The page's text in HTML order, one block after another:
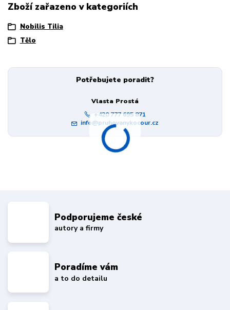
Zboží zařazeno v kategoriích
Nobilis Tilia
Tělo
Potřebujete poradit?
Vlasta Prostá
+420 777 695 871
info@pruhovanykocour.cz
Podporujeme české
autory a firmy
Poradíme vám
a to do detailu